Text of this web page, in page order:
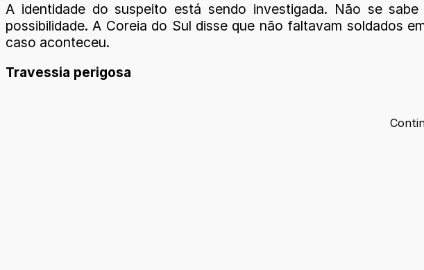
A identidade do suspeito está sendo investigada. Não se
possibilidade. A Coreia do Sul disse que não faltavam soldados
caso aconteceu.
Travessia perigosa